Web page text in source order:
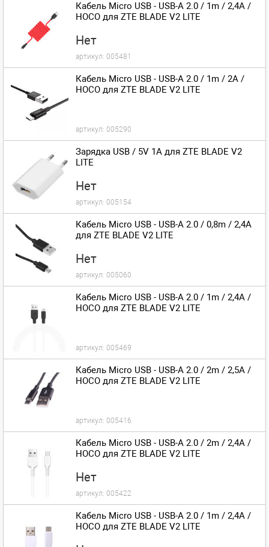
Кабель Micro USB - USB-A 2.0 / 1m / 2,4A /
HOCO для ZTE BLADE V2 LITE
Нет
артикул: 005481
Кабель Micro USB - USB-A 2.0 / 1m / 2A /
HOCO для ZTE BLADE V2 LITE
артикул: 005290
Зарядка USB / 5V 1A для ZTE BLADE V2
LITE
Нет
артикул: 005154
Кабель Micro USB - USB-A 2.0 / 0,8m / 2,4A
для ZTE BLADE V2 LITE
Нет
артикул: 005060
Кабель Micro USB - USB-A 2.0 / 1m / 2,4A /
HOCO для ZTE BLADE V2 LITE
артикул: 005469
Кабель Micro USB - USB-A 2.0 / 2m / 2,5A /
HOCO для ZTE BLADE V2 LITE
артикул: 005416
Кабель Micro USB - USB-A 2.0 / 2m / 2,4A /
HOCO для ZTE BLADE V2 LITE
Нет
артикул: 005422
Кабель Micro USB - USB-A 2.0 / 1m / 2,4A /
HOCO для ZTE BLADE V2 LITE